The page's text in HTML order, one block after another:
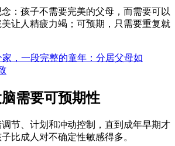
：孩子不需要完美的父母，而需要可以
让人精疲力竭；可预期，只需要重复就
家，一段完整的童年：分居父母如
需要可预期性
节、计划和冲动控制，直到成年早期才
比成人对不确定性敏感得多。